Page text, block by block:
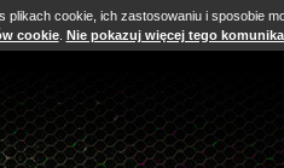
cookie, ich zastosowaniu i sposobie
cookie. Nie pokazuj więcej tego